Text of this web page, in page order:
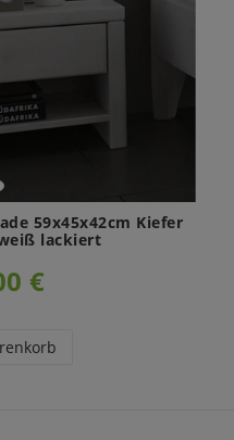
59x45x42cm Kiefer
lackiert
€